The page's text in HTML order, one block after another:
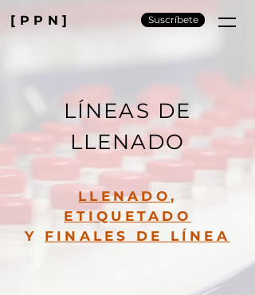
[PPN] Suscríbete
LÍNEAS DE
LLENADO
LLENADO ,
ETIQUETADO
Y FINALES DE LÍNEA